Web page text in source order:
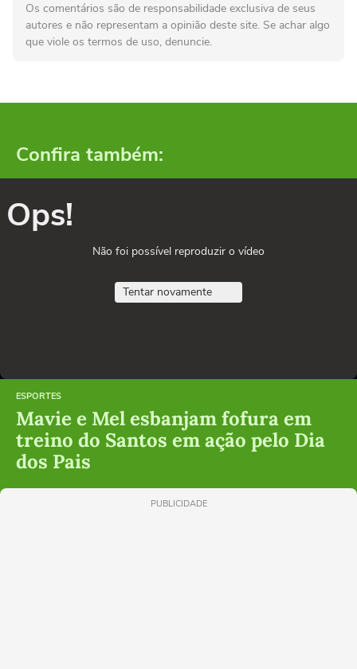
Os comentários são de responsabilidade exclusiva de seus
autores e não representam a opinião deste site. Se achar algo
que viole os termos de uso, denuncie.
Confira também:
Ops!
Não foi possível reproduzir o vídeo
Tentar novamente
ESPORTES
Mavie e Mel esbanjam fofura em
treino do Santos em ação pelo Dia
dos Pais
PUBLICIDADE